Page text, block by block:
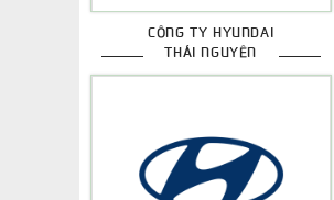
CÔNG TY HYUNDAI
THÁI NGUYÊN